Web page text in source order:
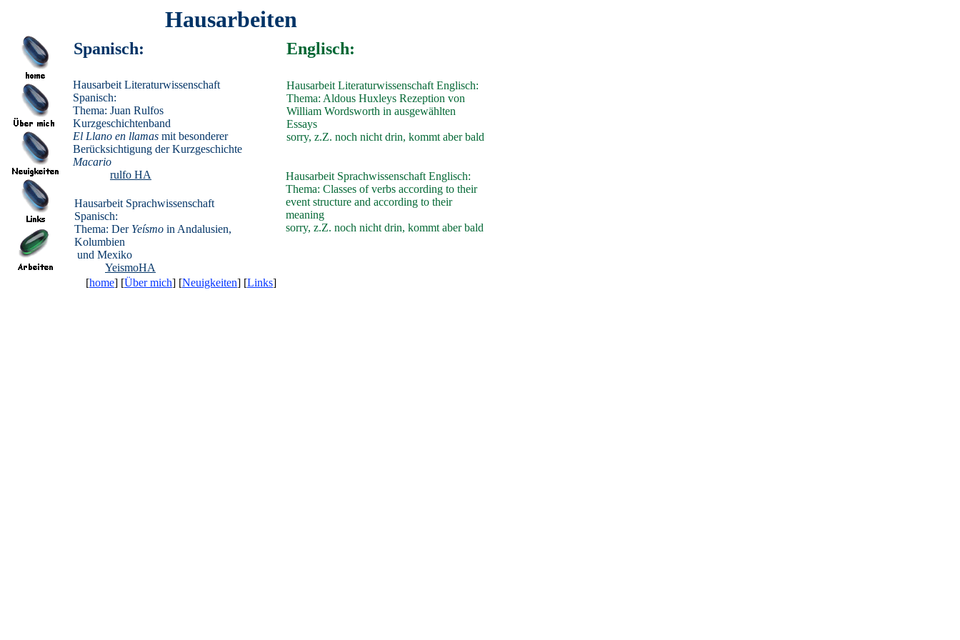
Hausarbeiten
Spanisch:
Hausarbeit Literaturwissenschaft
Spanisch:
Thema: Juan Rulfos
Kurzgeschichtenband
El Llano en llamas mit besonderer
Berücksichtigung der Kurzgeschichte
Macario
rulfo HA
Hausarbeit Sprachwissenschaft
Spanisch:
Thema: Der Yeísmo in Andalusien,
Kolumbien
und Mexiko
YeismoHA
Englisch:
Hausarbeit Literaturwissenschaft Englisch:
Thema: Aldous Huxleys Rezeption von
William Wordsworth in ausgewählten
Essays
sorry, z.Z. noch nicht drin, kommt aber bald
Hausarbeit Sprachwissenschaft Englisch:
Thema: Classes of verbs according to their
event structure and according to their
meaning
sorry, z.Z. noch nicht drin, kommt aber bald
[home] [Über mich] [Neuigkeiten] [Links]